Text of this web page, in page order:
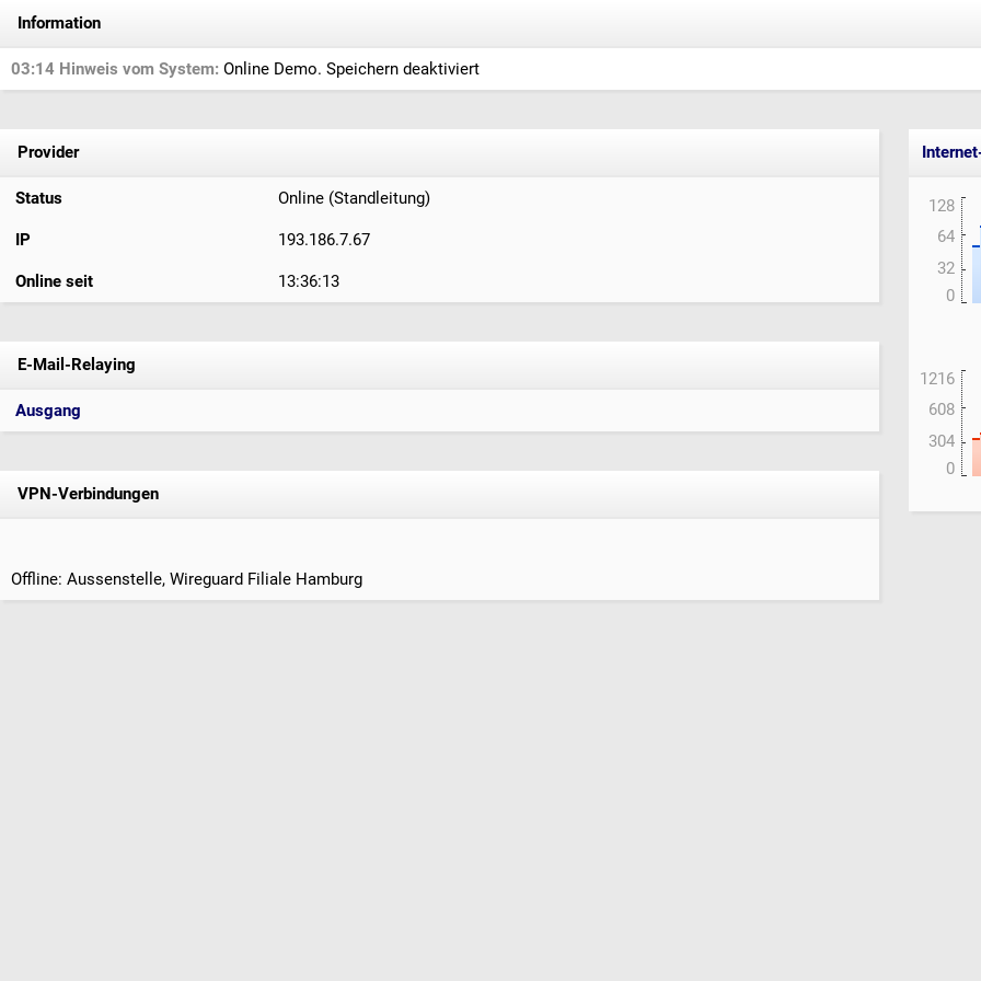
Information
03:14 Hinweis vom System: Online Demo. Speichern deaktiviert
Provider
Status Online (Standleitung)
IP 193.186.7.67
Online seit 13:36:13
E-Mail-Relaying
Ausgang
VPN-Verbindungen
Offline: Aussenstelle, Wireguard Filiale Hamburg
128
64
32
0
1216
608
304
0